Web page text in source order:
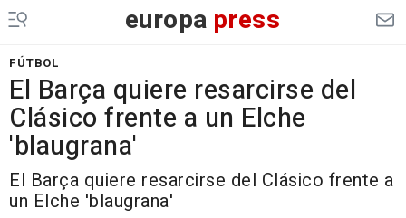
europa press
FÚTBOL
El Barça quiere resarcirse del
Clásico frente a un Elche
'blaugrana'
El Barça quiere resarcirse del Clásico frente a
un Elche 'blaugrana'